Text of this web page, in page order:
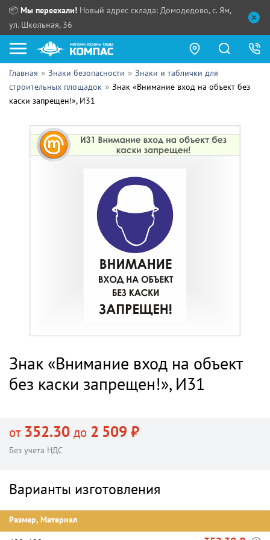
📦 Мы переехали! Новый адрес склада: Домодедово, с. Ям,
ул. Школьная, 36
Как купить?
Прайс-листы
Сотрудничество
Партнерам
ПН - ЧТ:
ПТ:
Главная Знаки безопасности
Знаки и таблички для
строительных площадок
Знак «Внимание вход на объект без
каски запрещен!», И31
Знак «Внимание вход на объект
без каски запрещен!», И31
от352.30 до 2 509 ₽
Без учета НДС
Варианты изготовления
Размер, Материал